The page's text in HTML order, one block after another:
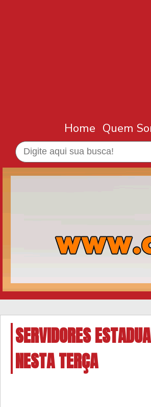
Home Quem
SERVIDORES
NESTA TERÇA